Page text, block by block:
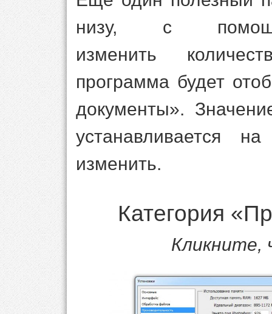
низу, с
изменить
программа будет
документы».
устанавливается
изменить.
Категория
Кликните,